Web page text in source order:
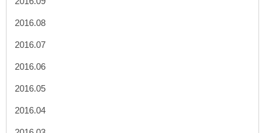
2016.08
2016.07
2016.06
2016.05
2016.04